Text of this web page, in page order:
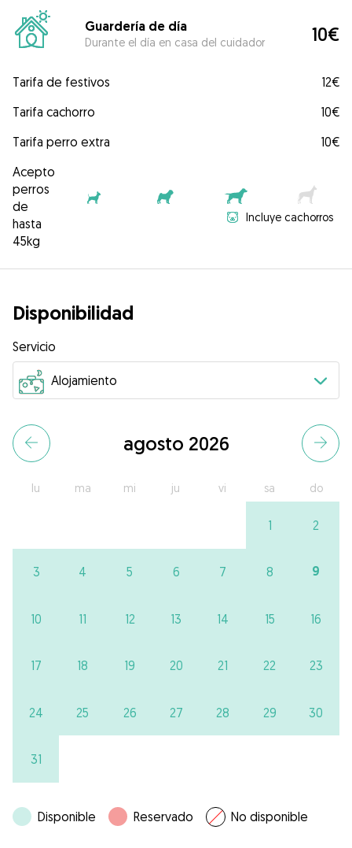
Guardería de día
Durante el día en casa del cuidador 10€
Tarifa de festivos
12€
Tarifa cachorro
10€
Tarifa perro extra
10€
Acepto
perros
de
hasta
45kg
Incluye cachorros
Disponibilidad
Servicio
agosto 2026
lu ma mi ju vi sa do
1 2
3 4 5 6 7 8 9
10 11 12 13 14 15 16
17 18 19 20 21 22 23
24 25 26 27 28 29 30
31
Disponible Reservado No disponible